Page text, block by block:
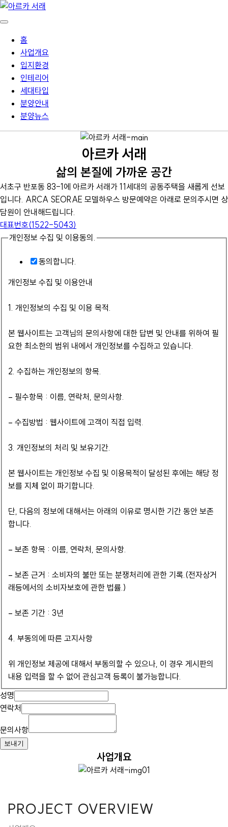
홈
사업개요
입지환경
인테리어
세대타입
분양안내
분양뉴스
아르카 서래
삶의 본질에 가까운 공간
서초구 반포동 83-1에 아르카 서래가 11세대의 공동주택을 새롭게 선보
입니다. ARCA SEORAE 모델하우스 방문예약은 아래로 문의주시면 상
담원이 안내해드립니다.
대표번호(1522-5043)
개인정보 수집 및 이용동의.
동의합니다.
개인정보 수집 및 이용안내
1. 개인정보의 수집 및 이용 목적.
본 웹사이트는 고객님의 문의사항에 대한 답변 및 안내를 위하여 필
요한 최소한의 범위 내에서 개인정보를 수집하고 있습니다.
2. 수집하는 개인정보의 항목.
– 필수항목 : 이름, 연락처, 문의사항.
– 수집방법 : 웹사이트에 고객이 직접 입력.
3. 개인정보의 처리 및 보유기간.
본 웹사이트는 개인정보 수집 및 이용목적이 달성된 후에는 해당 정
보를 지체 없이 파기합니다.
단, 다음의 정보에 대해서는 아래의 이유로 명시한 기간 동안 보존
합니다.
– 보존 항목 : 이름, 연락처, 문의사항.
– 보존 근거 : 소비자의 불만 또는 분쟁처리에 관한 기록.(전자상거
래등에서의 소비자보호에 관한 법률.)
– 보존 기간 : 3년
4. 부동의에 따른 고지사항
위 개인정보 제공에 대해서 부동의할 수 있으나, 이 경우 게시판의
내용 입력을 할 수 없어 관심고객 등록이 불가능합니다.
성명
연락처
문의사항
보내기
사업개요
PROJECT OVERVIEW